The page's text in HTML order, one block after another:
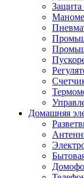
Защита
Домашняя